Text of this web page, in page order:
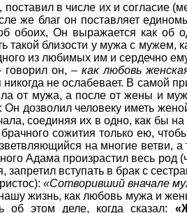
в числе их и согласие
же благ он поставляет
обоих, Он выражается как об
такой близости у мужа с мужем,
из любимых им и сердечно
говорил он, –как любовь
никогда не ослабевает. В самой
от мужа, а после от жены и
дозволил человеку иметь
соединяя их в одно, как бы
сожития только ею,
на многие ветви,
Адама произрастил весь
вступать в брак с
«Сотворивший вначале
жизнь, как любовь мужа и
об этом деле, когда сказал: